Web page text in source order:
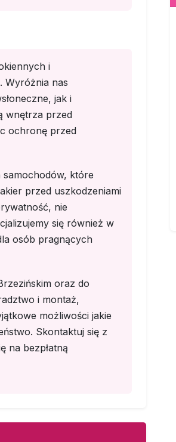
i
Wyróżnia nas
jak i
wnętrza przed
ochronę przed
które
przed uszkodzeniami
nie
się również w
osób pragnących
oraz do
i montaż,
możliwości jakie
Skontaktuj się z
na bezpłatną